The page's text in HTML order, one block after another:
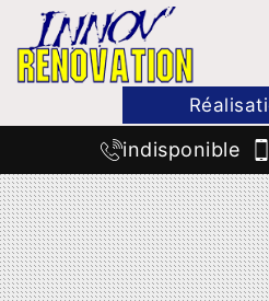
indisponible